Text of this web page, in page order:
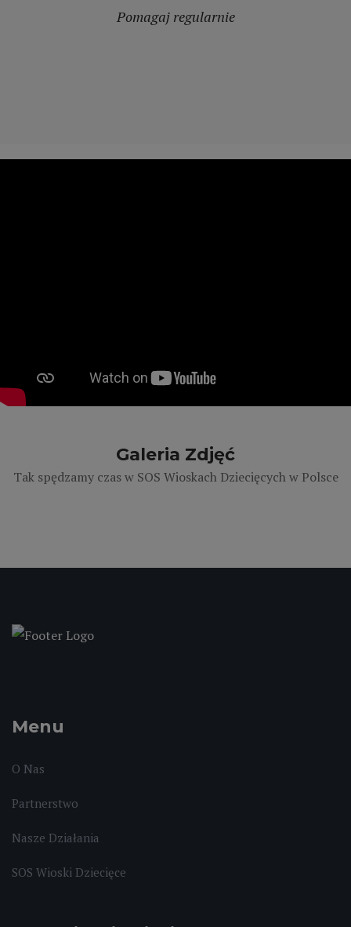
Pomagaj regularnie
Galeria Zdjęć
Tak spędzamy czas w SOS Wioskach Dziecięcych w Polsce
Menu
O Nas
Partnerstwo
Nasze Działania
SOS Wioski Dziecięce